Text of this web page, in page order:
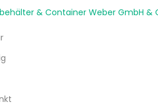
& Container Weber GmbH &